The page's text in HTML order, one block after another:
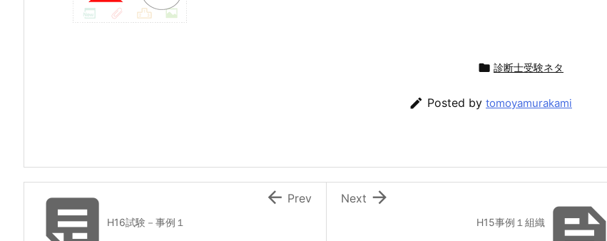
 診断士受験ネタ
 Posted by tomoyamurakami
H15事例１組織

Next
H16試験－事例１
 Prev